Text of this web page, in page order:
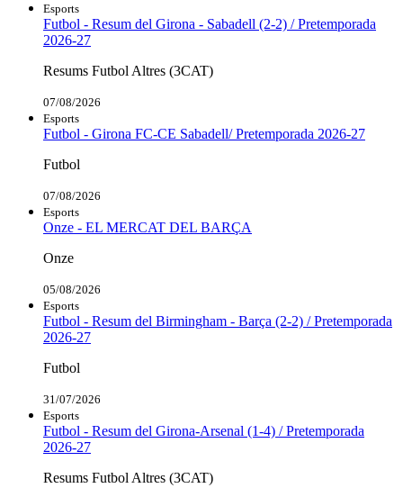
Esports
Futbol - Resum del Girona - Sabadell (2-2) / Pretemporada
2026-27
Resums Futbol Altres (3CAT)
07/08/2026
Esports
Futbol - Girona FC-CE Sabadell/ Pretemporada 2026-27
Futbol
07/08/2026
Esports
Onze - EL MERCAT DEL BARÇA
Onze
05/08/2026
Esports
Futbol - Resum del Birmingham - Barça (2-2) / Pretemporada
2026-27
Futbol
31/07/2026
Esports
Futbol - Resum del Girona-Arsenal (1-4) / Pretemporada
2026-27
Resums Futbol Altres (3CAT)